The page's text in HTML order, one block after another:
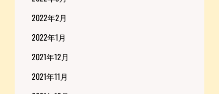
2022年2月
2022年1月
2021年12月
2021年11月